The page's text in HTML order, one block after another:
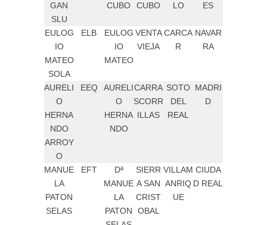
GAN
SLU
CUBO
CUBO
LO
ES
EULOG
IO
MATEO
SOLA
ELB
EULOG
IO
MATEO
VENTA
VIEJA
CARCA
R
NAVAR
RA
AURELI
O
HERNA
NDO
ARROY
O
EEQ
AURELI
O
HERNA
NDO
CARRA
SCORR
ILLAS
SOTO
DEL
REAL
MADRI
D
MANUE
LA
PATON
SELAS
EFT
Dª
MANUE
LA
PATON
SIERR
A SAN
CRIST
OBAL
VILLAM
ANRIQ
UE
CIUDA
D REAL